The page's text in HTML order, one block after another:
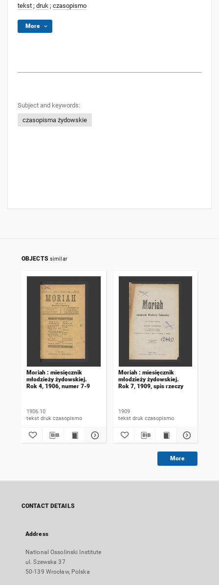
tekst ; druk ; czasopismo
More
Subject and keywords:
czasopisma żydowskie
OBJECTS similar
Moriah : miesięcznik
młodzieży żydowskiej.
Rok 4, 1906, numer 7-9
1906.10
tekst druk czasopismo
Moriah : miesięcznik
młodzieży żydowskiej.
Rok 7, 1909, spis rzeczy
1909
tekst druk czasopismo
More
CONTACT DETAILS
Address
National Ossolinski Institute
ul. Szewska 37
50-139 Wrocław, Polska